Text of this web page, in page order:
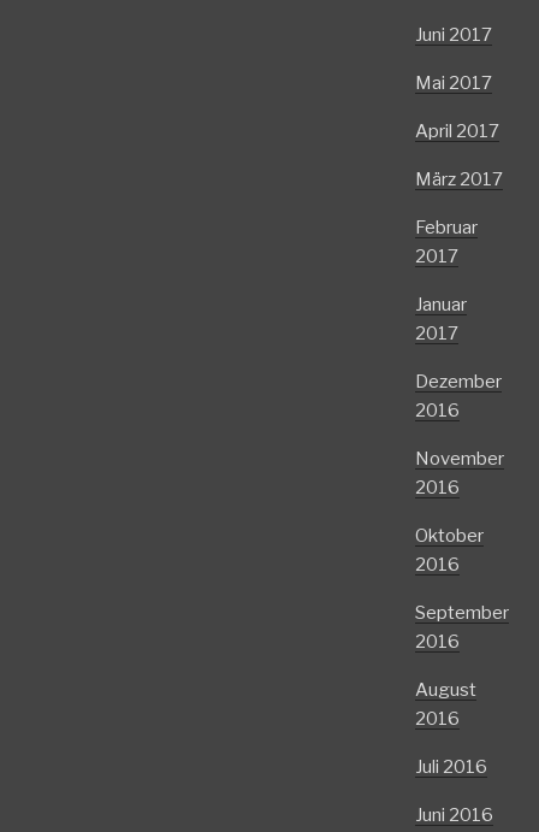
Juni 2017
Mai 2017
April 2017
März 2017
Februar
2017
Januar
2017
Dezember
2016
November
2016
Oktober
2016
September
2016
August
2016
Juli 2016
Juni 2016